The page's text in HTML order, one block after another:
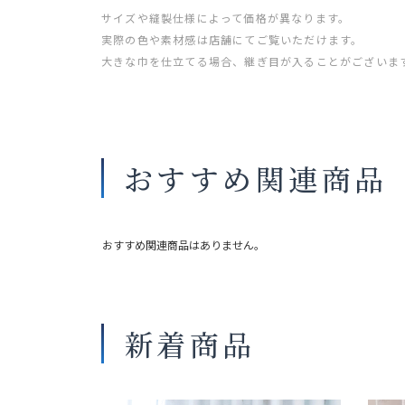
サイズや縫製仕様によって価格が異なります。
実際の色や素材感は店舗にてご覧いただけます。
大きな巾を仕立てる場合、継ぎ目が入ることがございま
おすすめ関連商品
おすすめ関連商品はありません。
新着商品